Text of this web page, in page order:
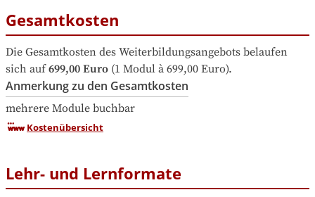
Gesamtkosten
Die Gesamtkosten des Weiterbildungsangebots belaufen
sich auf 699,00 Euro (1 Modul à 699,00 Euro).
Anmerkung zu den Gesamtkosten
mehrere Module buchbar
Kostenübersicht
Lehr- und Lernformate